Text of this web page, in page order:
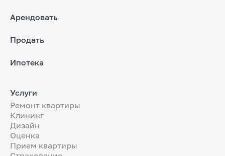
Арендовать
Продать
Ипотека
Услуги
Ремонт квартиры
Клининг
Дизайн
Оценка
Прием квартиры